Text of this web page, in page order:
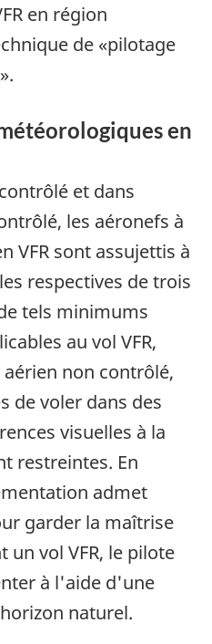
en région
de «pilotage
en
et dans
les aéronefs à
VFR sont assujettis à
respectives de trois
tels minimums
au vol VFR,
non contrôlé,
de voler dans des
visuelles à la
restreintes. En
admet
garder la maîtrise
un vol VFR, le pilote
à l'aide d'une
naturel.